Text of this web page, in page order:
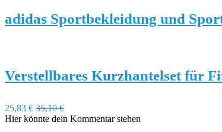
adidas Sportbekleidung und
Verstellbares Kurzhantelset für
25,83 € 35,10 €
Hier könnte dein Kommentar stehen